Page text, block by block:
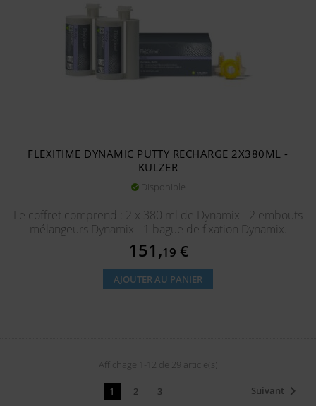
FLEXITIME DYNAMIC PUTTY RECHARGE 2X380ML -
KULZER
 Disponible
Le coffret comprend : 2 x 380 ml de Dynamix - 2 embouts
mélangeurs Dynamix - 1 bague de fixation Dynamix.
Prix
151,19 €
AJOUTER AU PANIER
Affichage 1-12 de 29 article(s)
1 2 3 Suivant 